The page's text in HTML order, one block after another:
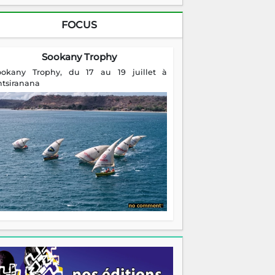
FOCUS
Sookany Trophy
Trophy, du 17 au 19 juillet à